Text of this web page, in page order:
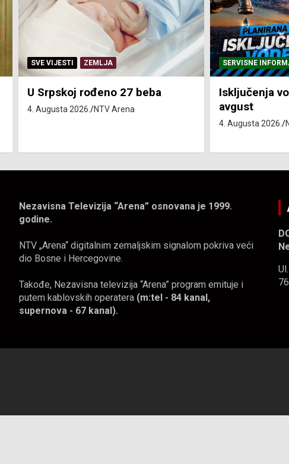
SERVISNE INFORMACIJE
Isključenja vode – utorak 4.
avgust
SERVISNE
Isključenja
4. avgust
4. Augusta 2026.
Nezavisna Televizija “Arena” osnovana je 1999.
godine.
NTV „Arena“ digitalnim zemaljskim signalom pokriva veći
dio Bosne i Hercegovine.
Takođe, Nezavisna televizija “Arena” program emituje i
putem kablovskih operatera (m:tel - 84 kanal,
supernova - 67 kanal).